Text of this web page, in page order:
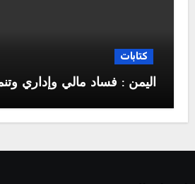
كتابات
اليمن : فساد مالي وإداري